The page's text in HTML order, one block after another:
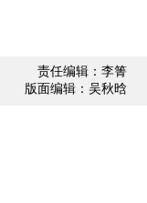
责任编辑：李箐
版面编辑：吴秋晗